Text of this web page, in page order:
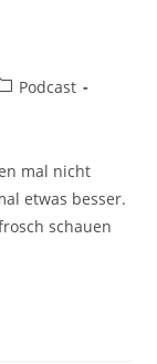
Podcast
mal nicht
etwas besser.
schauen